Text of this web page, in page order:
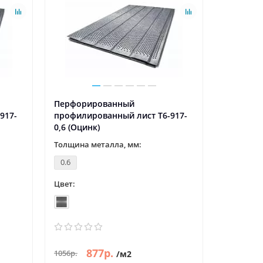
Перфорированный
профилированный лист Т6-917-
0,6 (Оцинк)
Толщина металла, мм:
0.6
Цвет:
1056р. 877р. /м2